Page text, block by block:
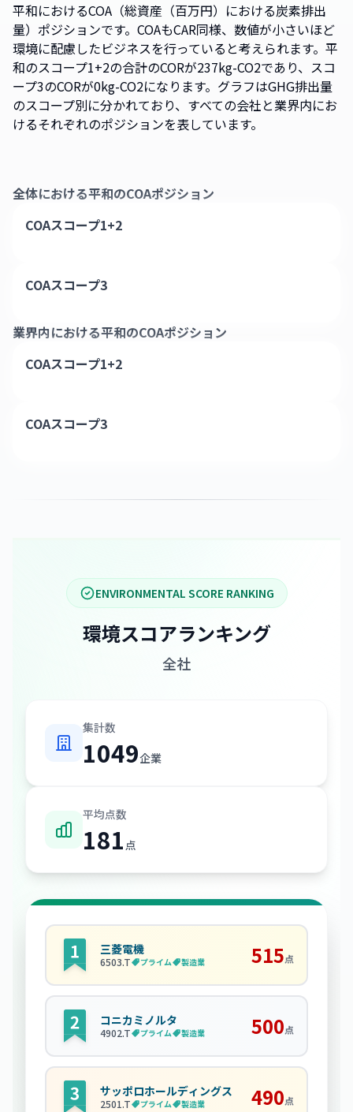
平和におけるCOA（総資産（百万円）における炭素排出
量）ポジションです。COAもCAR同様、数値が小さいほど
環境に配慮したビジネスを行っていると考えられます。平
和のスコープ1+2の合計のCORが237kg-CO2であり、スコ
ープ3のCORが0kg-CO2になります。グラフはGHG排出量
のスコープ別に分かれており、すべての会社と業界内にお
けるそれぞれのポジションを表しています。
全体における平和のCOAポジション
COAスコープ1+2
COAスコープ3
業界内における平和のCOAポジション
COAスコープ1+2
COAスコープ3
ENVIRONMENTAL SCORE RANKING
環境スコアランキング
全社
集計数
1049企業
平均点数
181 点
三菱電機
6503.T プライム 製造業 515点
コニカミノルタ
4902.T プライム 製造業 500点
サッポロホールディングス
2501.T プライム 製造業 490点